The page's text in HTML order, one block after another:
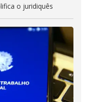
o juridiquês